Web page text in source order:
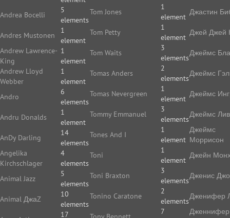
Andrea Bocelli
5
elements
Andres Mustonen
1
element
Andrew Lawrence-
King
1
element
Andrew Lloyd
Webber
1
element
Andro
6
elements
Andru Donalds
1
element
AnDy Darling
14
elements
Angelika
Kirchschlager
4
elements
Animal Jazz
5
elements
Animal ДжаZ
10
elements
17
Tom Jones
1
element
Tom Petty
1
element
Tom Waits
3
elements
Tomas Anders
2
elements
Tomas Nevergreen
1
element
Tommy Emmanuel
3
elements
Tones And I
1
element
Toni
1
element
Toni Braxton
3
elements
Tonino Caratone
2
elements
7
Джастин
Джей Джей
Джеймс
Джеймс
Джеймс
Джеймс
Джеймс
Моррисон
Джейн
Дженис
Дженифер
Дженнифер